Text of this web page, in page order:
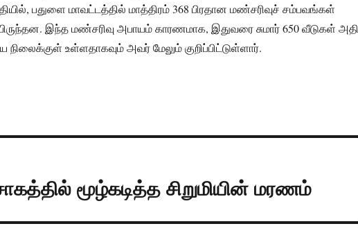
பதுளை மாவட்டத்தில் மாத்திரம் 368 பிரதான மண்சரிவுச் சம்பவங்கள்
இந்த மண்சரிவு அபாயம் காரணமாக, இதுவரை சுமார் 650 வீடுகள் அதி
நிலைக்குள் உள்ளதாகவும் அவர் மேலும் குறிப்பிட்டுள்ளார்.
மூழ்கடித்த சிறுமியின் மரணம்